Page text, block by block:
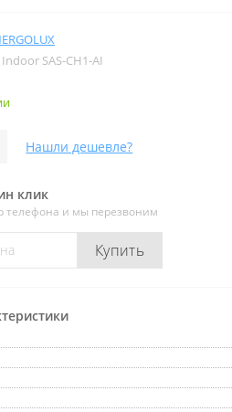
SAS-CH1-AI
Нашли дешевле?
клик
телефона и мы перезвоним
Купить